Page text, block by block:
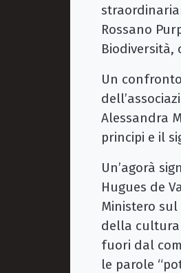
Rossano
Biodiversità,
Un
Alessandra
principi e il
Un’agorà
Hugues de
Ministero
della cultura
fuori dal
le parole